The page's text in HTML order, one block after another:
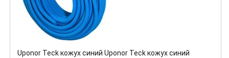
Uponor Teck кожух синий Uponor Teck кожух синий